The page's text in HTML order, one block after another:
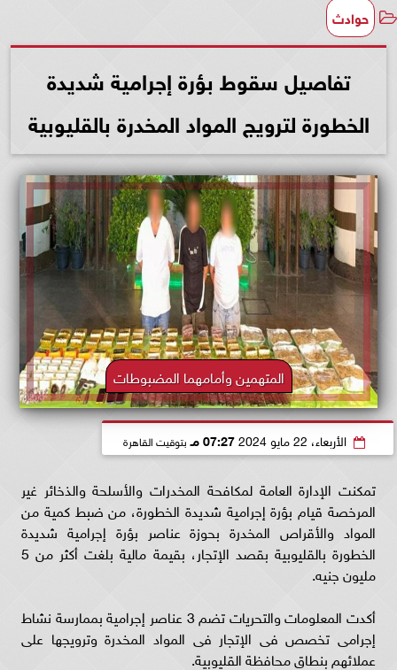
حوادث
تفاصيل سقوط بؤرة إجرامية شديدة
الخطورة لترويج المواد المخدرة بالقليوبية
المتهمين وأمامهما المضبوطات
الأربعاء، 22 مايو 2024 07:27 مـ بتوقيت القاهرة
تمكنت الإدارة العامة لمكافحة المخدرات والأسلحة والذخائر غير
المرخصة قيام بؤرة إجرامية شديدة الخطورة، من ضبط كمية من
المواد والأقراص المخدرة بحوزة عناصر بؤرة إجرامية شديدة
الخطورة بالقليوبية بقصد الإتجار، بقيمة مالية بلغت أكثر من 5
مليون جنيه.
أكدت المعلومات والتحريات تضم 3 عناصر إجرامية بممارسة نشاط
إجرامى تخصص فى الإتجار فى المواد المخدرة وترويجها على
عملائهم بنطاق محافظة القليوبية.